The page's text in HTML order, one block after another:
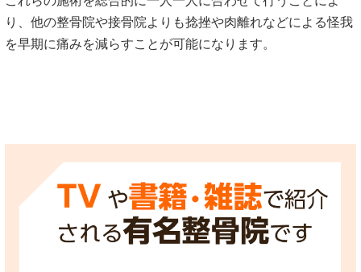
り、他の整骨院や接骨院よりも捻挫や肉離れなどによる怪我
を早期に痛みを減らすことが可能になります。